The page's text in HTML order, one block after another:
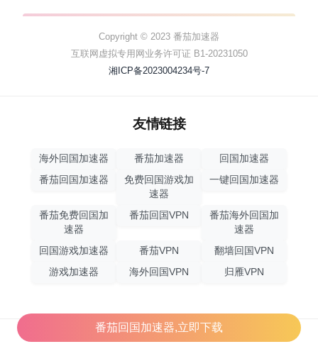
Copyright © 2023 番茄加速器
互联网虚拟专用网业务许可证 B1-20231050
湘ICP备2023004234号-7
友情链接
海外回国加速器 番茄加速器
回国加速器
番茄回国加速器
免费回国游戏加
速器
一键回国加速器
番茄免费回国加
速器
番茄回国VPN
番茄海外回国加
速器
回国游戏加速器
番茄VPN
翻墙回国VPN
游戏加速器
海外回国VPN 归雁VPN
番茄回国加速器,立即下载